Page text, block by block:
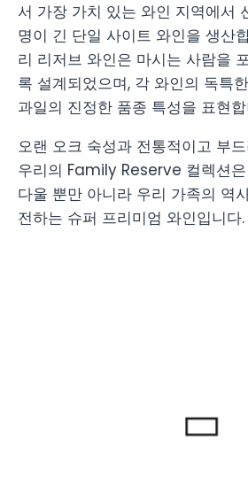
서 가장 가치 있는 와인 지역에서
명이 긴 단일 사이트 와인을 생산
리 리저브 와인은 마시는 사람을
록 설계되었으며, 각 와인의 독특
과일의 진정한 품종 특성을 표현
오랜 오크 숙성과 전통적이고 부
우리의 Family Reserve 컬렉션
다울 뿐만 아니라 우리 가족의 역
전하는 슈퍼 프리미엄 와인입니다.